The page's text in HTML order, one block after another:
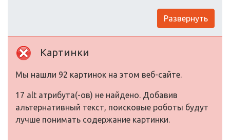
Развернуть
Картинки
Мы нашли 92 картинок на этом веб-сайте.
17 alt атрибута(-ов) не найдено. Добавив
альтернативный текст, поисковые роботы будут
лучше понимать содержание картинки.